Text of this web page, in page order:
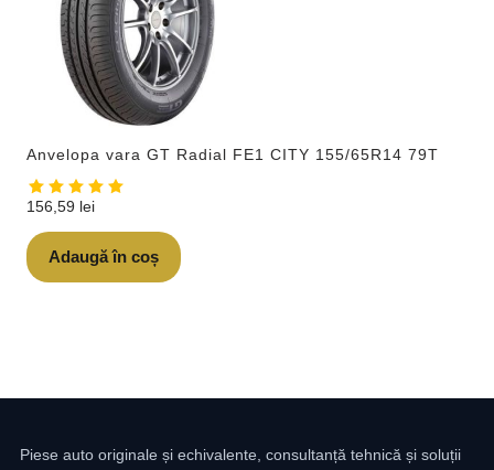
Anvelopa vara GT Radial FE1 CITY 155/65R14 79T
156,59 lei
Adaugă în coș
Piese auto originale și echivalente, consultanță tehnică și soluții